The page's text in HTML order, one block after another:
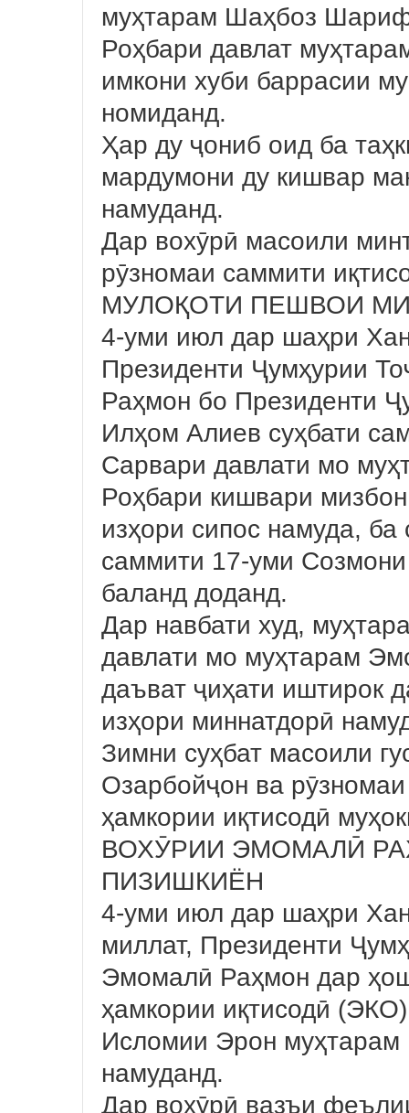
муҳтарам Шаҳбоз
Роҳбари давлат
имкони хуби баррасии
номиданд.
Ҳар ду ҷониб оид ба
мардумони ду кишвар
намуданд.
Дар вохӯрӣ масоили
рӯзномаи саммити
МУЛОҚОТИ ПЕШВОИ
4-уми июл дар шаҳри
Президенти Ҷумҳурии
Раҳмон бо Президенти
Илҳом Алиев суҳбати
Сарвари давлати мо
Роҳбари кишвари
изҳори сипос намуда, ба
саммити 17-уми
баланд доданд.
Дар навбати худ,
давлати мо муҳтарам
даъват ҷиҳати иштирок
изҳори миннатдорӣ
Зимни суҳбат масоили
Озарбойҷон ва
ҳамкории иқтисодӣ
ВОХӮРИИ ЭМОМАЛӢ
ПИЗИШКИЁН
4-уми июл дар шаҳри
миллат, Президенти
Эмомалӣ Раҳмон дар
ҳамкории иқтисодӣ
Исломии Эрон муҳтарам
намуданд.
Дар вохӯрӣ вазъи